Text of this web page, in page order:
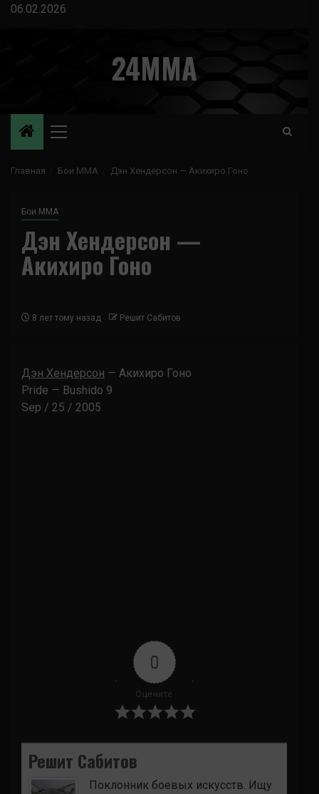
Перейти
06.02.2026
24MMA
Основное
Главная Бои ММА Дэн Хендерсон — Акихиро Гоно
Бои ММА
Дэн Хендерсон —
Акихиро Гоно
8 лет тому назад Решит Сабитов
Дэн Хендерсон — Акихиро Гоно
Pride — Bushido 9
Sep / 25 / 2005
0
Оцените
Решит Сабитов
Поклонник боевых искусств. Ищу